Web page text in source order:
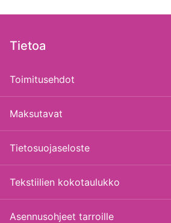
Tietoa
Toimitusehdot
Maksutavat
Tietosuojaseloste
Tekstiilien kokotaulukko
Asennusohjeet tarroille